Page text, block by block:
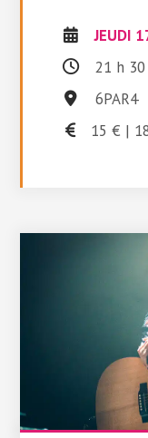
JEUDI
21 h 30
6PAR4
15 € |